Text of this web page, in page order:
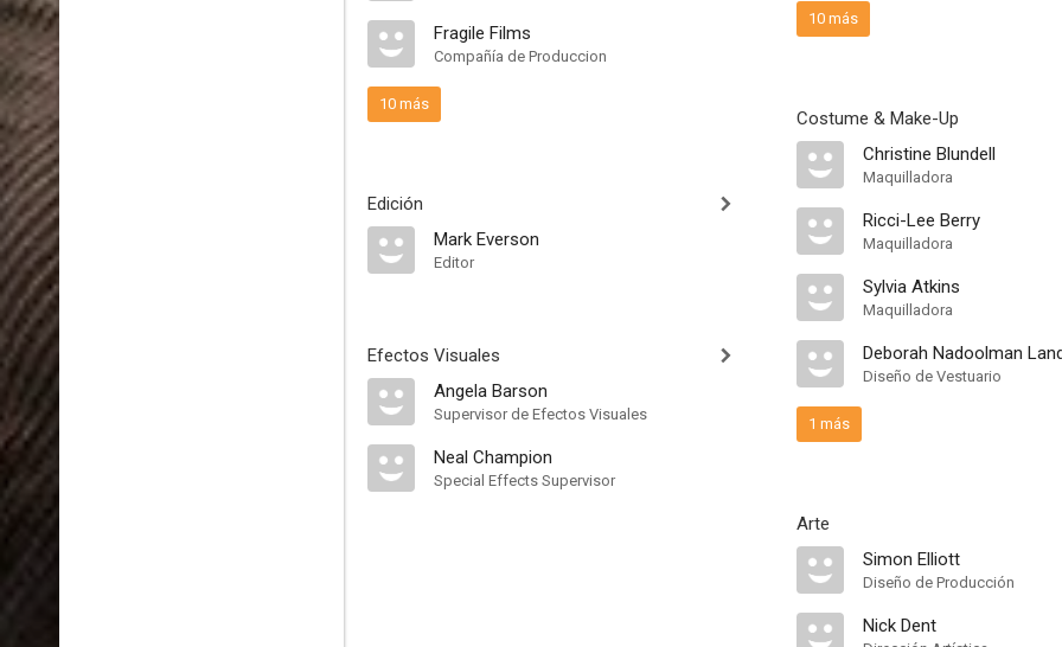
Fragile Films
Compañía de Produccion
10 más
Edición
Mark Everson
Editor
Efectos Visuales
Angela Barson
Supervisor de Efectos Visuales
Neal Champion
Special Effects Supervisor
10 más
Costume & Make-Up
Christine Blundell
Maquilladora
Ricci-Lee Berry
Maquilladora
Sylvia Atkins
Maquilladora
Deborah Nadoolman
Diseño de Vestuario
1 más
Arte
Simon Elliott
Diseño de Producción
Nick Dent